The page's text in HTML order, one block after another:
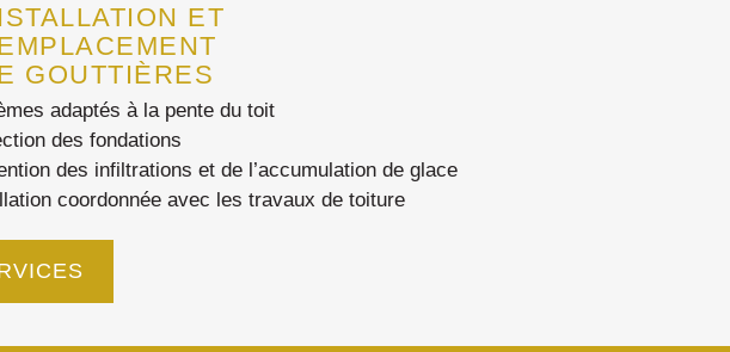
ET
GOUTTIÈRES
adaptés à la pente du toit
des fondations
des infiltrations et de l’accumulation de glace
coordonnée avec les travaux de toiture